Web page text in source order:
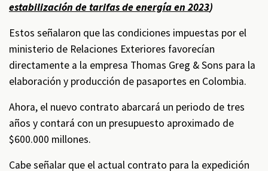
estabilización de tarifas de energía en 2023)
Estos señalaron que las condiciones impuestas por el
ministerio de Relaciones Exteriores favorecían
directamente a la empresa Thomas Greg & Sons para la
elaboración y producción de pasaportes en Colombia.
Ahora, el nuevo contrato abarcará un periodo de tres
años y contará con un presupuesto aproximado de
$600.000 millones.
Cabe señalar que el actual contrato para la expedición